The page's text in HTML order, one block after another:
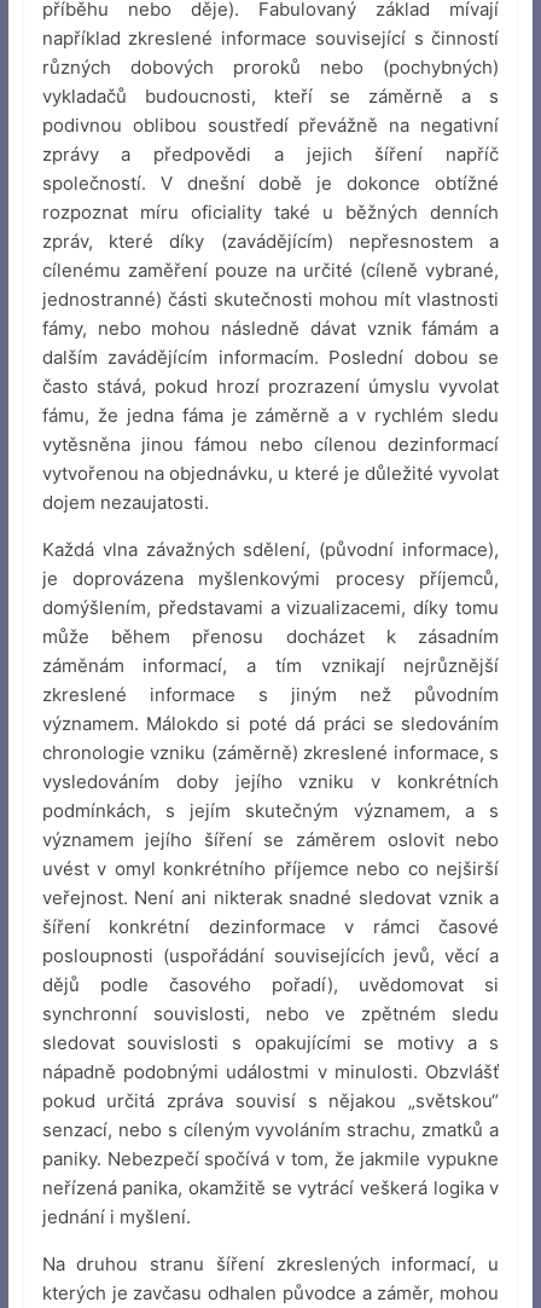
příběhu nebo děje). Fabulovaný základ mívají
například zkreslené informace související s činností
různých dobových proroků nebo (pochybných)
vykladačů budoucnosti, kteří se záměrně a s
podivnou oblibou soustředí převážně na negativní
zprávy a předpovědi a jejich šíření napříč
společností. V dnešní době je dokonce obtížné
rozpoznat míru oficiality také u běžných denních
zpráv, které díky (zavádějícím) nepřesnostem a
cílenému zaměření pouze na určité (cíleně vybrané,
jednostranné) části skutečnosti mohou mít vlastnosti
fámy, nebo mohou následně dávat vznik fámám a
dalším zavádějícím informacím. Poslední dobou se
často stává, pokud hrozí prozrazení úmyslu vyvolat
fámu, že jedna fáma je záměrně a v rychlém sledu
vytěsněna jinou fámou nebo cílenou dezinformací
vytvořenou na objednávku, u které je důležité vyvolat
dojem nezaujatosti.
Každá vlna závažných sdělení, (původní informace),
je doprovázena myšlenkovými procesy příjemců,
domýšlením, představami a vizualizacemi, díky tomu
může během přenosu docházet k zásadním
záměnám informací, a tím vznikají nejrůznější
zkreslené informace s jiným než původním
významem. Málokdo si poté dá práci se sledováním
chronologie vzniku (záměrně) zkreslené informace, s
vysledováním doby jejího vzniku v konkrétních
podmínkách, s jejím skutečným významem, a s
významem jejího šíření se záměrem oslovit nebo
uvést v omyl konkrétního příjemce nebo co nejširší
veřejnost. Není ani nikterak snadné sledovat vznik a
šíření konkrétní dezinformace v rámci časové
posloupnosti (uspořádání souvisejících jevů, věcí a
dějů podle časového pořadí), uvědomovat si
synchronní souvislosti, nebo ve zpětném sledu
sledovat souvislosti s opakujícími se motivy a s
nápadně podobnými událostmi v minulosti. Obzvlášť
pokud určitá zpráva souvisí s nějakou „světskou“
senzací, nebo s cíleným vyvoláním strachu, zmatků a
paniky. Nebezpečí spočívá v tom, že jakmile vypukne
neřízená panika, okamžitě se vytrácí veškerá logika v
jednání i myšlení.
Na druhou stranu šíření zkreslených informací, u
kterých je zavčasu odhalen původce a záměr, mohou